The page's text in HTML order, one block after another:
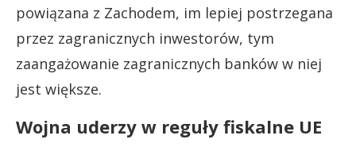
powiązana z Zachodem, im lepiej postrzegana
przez zagranicznych inwestorów, tym
zaangażowanie zagranicznych banków w niej
jest większe.
Wojna uderzy w reguły fiskalne UE